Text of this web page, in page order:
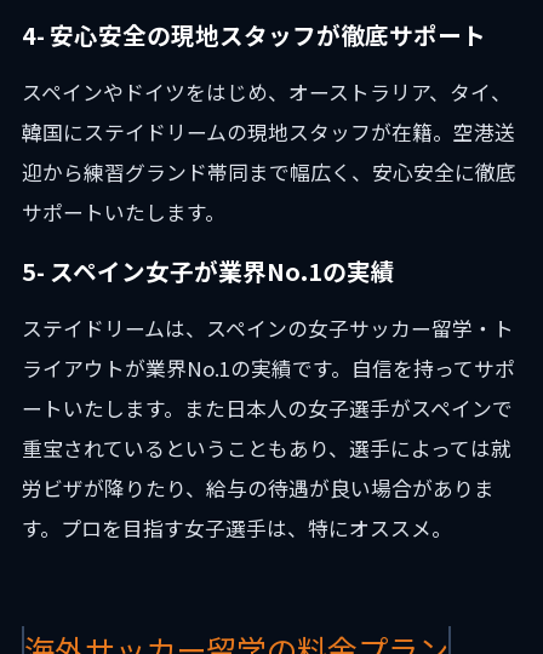
4- 安心安全の現地スタッフが徹底サポート
スペインやドイツをはじめ、オーストラリア、タイ、
韓国にステイドリームの現地スタッフが在籍。空港送
迎から練習グランド帯同まで幅広く、安心安全に徹底
サポートいたします。
5- スペイン女子が業界No.1の実績
ステイドリームは、スペインの女子サッカー留学・ト
ライアウトが業界No.1の実績です。自信を持ってサポ
ートいたします。また日本人の女子選手がスペインで
重宝されているということもあり、選手によっては就
労ビザが降りたり、給与の待遇が良い場合がありま
す。プロを目指す女子選手は、特にオススメ。